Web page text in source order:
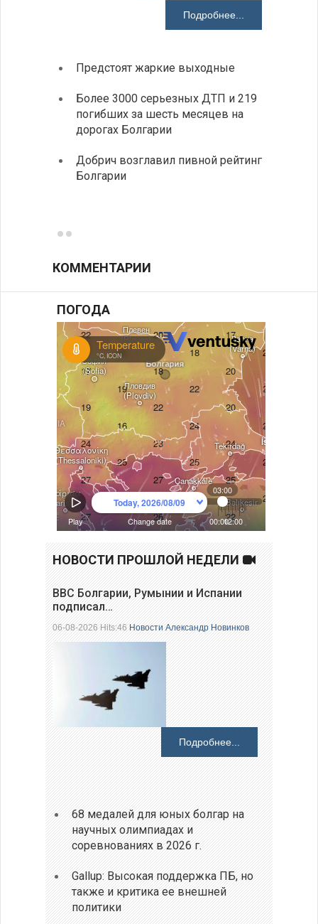
Подробнее...
Предстоят жаркие выходные
Более 3000 серьезных ДТП и 219
погибших за шесть месяцев на
дорогах Болгарии
Добрич возглавил пивной рейтинг
Болгарии
КОММЕНТАРИИ
ПОГОДА
НОВОСТИ ПРОШЛОЙ НЕДЕЛИ
ВВС Болгарии, Румынии и Испании
подписал…
06-08-2026 Hits:46Новости Александр Новинков
Подробнее...
68 медалей для юных болгар на
научных олимпиадах и
соревнованиях в 2026 г.
Gallup: Высокая поддержка ПБ, но
также и критика ее внешней
политики